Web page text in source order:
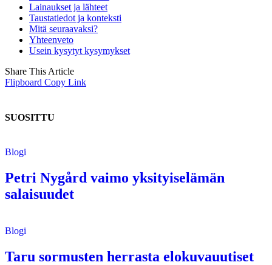
Lainaukset ja lähteet
Taustatiedot ja konteksti
Mitä seuraavaksi?
Yhteenveto
Usein kysytyt kysymykset
Share This Article
Flipboard Copy Link
SUOSITTU
Blogi
Petri Nygård vaimo yksityiselämän
salaisuudet
Blogi
Taru sormusten herrasta elokuvauutiset